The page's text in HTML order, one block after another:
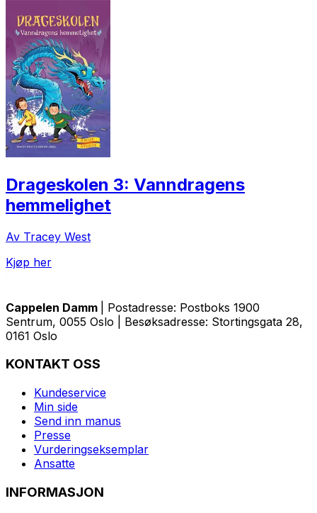
Drageskolen 3: Vanndragens
hemmelighet
Av Tracey West
Kjøp her
Cappelen Damm
| Postadresse: Postboks 1900
Sentrum, 0055 Oslo | Besøksadresse: Stortingsgata 28,
0161 Oslo
KONTAKT OSS
Kundeservice
Min side
Send inn manus
Presse
Vurderingseksemplar
Ansatte
INFORMASJON